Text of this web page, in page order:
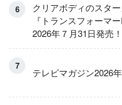
クリアボディのスタ
『トランスフォーマ
2026年７月31日発売！
テレビマガジン2026